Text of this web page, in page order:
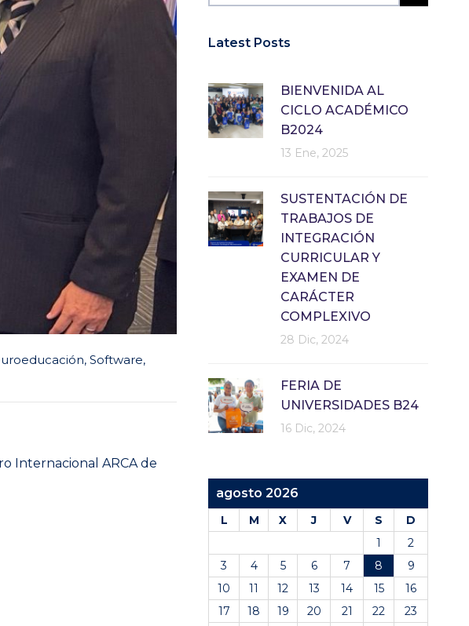
, Software,
Internacional ARCA de
Latest Posts
BIENVENIDA AL
CICLO ACADÉMICO
B2024
13 Ene, 2025
SUSTENTACIÓN DE
TRABAJOS DE
INTEGRACIÓN
CURRICULAR Y
EXAMEN DE
CARÁCTER
COMPLEXIVO
28 Dic, 2024
FERIA DE
UNIVERSIDADES B24
16 Dic, 2024
agosto 2026
L M X J V S
D
1
2
3
4 5 6 7 8
9
10
11 12 13 14 15
16
17
18 19 20 21 22
23